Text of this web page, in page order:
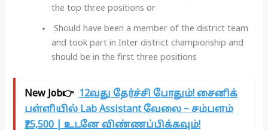
the top three positions or
Should have been a member of the district team
and took part in Inter district championship and
should be in the first three positions
New Job👉 12வது தேர்ச்சி போதும்! சைனிக்
பள்ளியில் Lab Assistant வேலை – சம்பளம்
₹25,500 | உடனே விண்ணப்பிக்கவும்!